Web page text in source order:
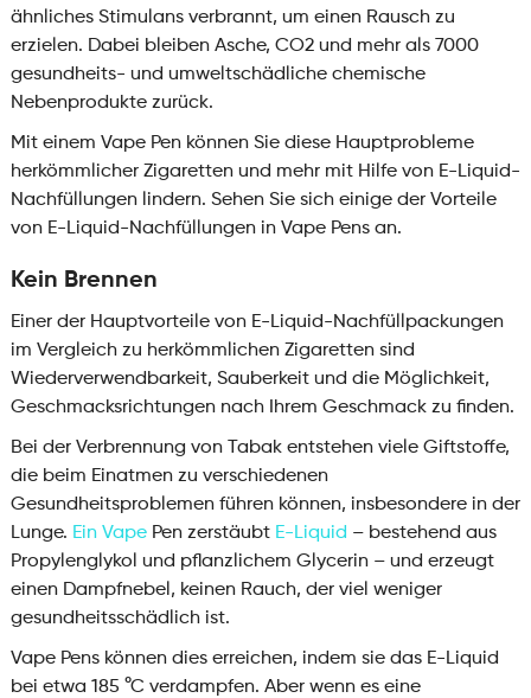
ähnliches Stimulans verbrannt, um einen Rausch zu
erzielen. Dabei bleiben Asche, CO2 und mehr als 7000
gesundheits- und umweltschädliche chemische
Nebenprodukte zurück.
Mit einem Vape Pen können Sie diese Hauptprobleme
herkömmlicher Zigaretten und mehr mit Hilfe von E-Liquid-
Nachfüllungen lindern. Sehen Sie sich einige der Vorteile
von E-Liquid-Nachfüllungen in Vape Pens an.
Kein Brennen
Einer der Hauptvorteile von E-Liquid-Nachfüllpackungen
im Vergleich zu herkömmlichen Zigaretten sind
Wiederverwendbarkeit, Sauberkeit und die Möglichkeit,
Geschmacksrichtungen nach Ihrem Geschmack zu finden.
Bei der Verbrennung von Tabak entstehen viele Giftstoffe,
die beim Einatmen zu verschiedenen
Gesundheitsproblemen führen können, insbesondere in der
Lunge. Ein VapePen zerstäubt E-Liquid – bestehend aus
Propylenglykol und pflanzlichem Glycerin – und erzeugt
einen Dampfnebel, keinen Rauch, der viel weniger
gesundheitsschädlich ist.
Vape Pens können dies erreichen, indem sie das E-Liquid
bei etwa 185 °C verdampfen. Aber wenn es eine